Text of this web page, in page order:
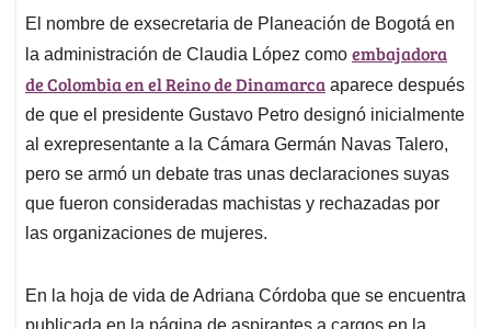
El nombre de exsecretaria de Planeación de Bogotá en
la administración de Claudia López como embajadora
de Colombia en el Reino de Dinamarca aparece después
de que el presidente Gustavo Petro designó inicialmente
al exrepresentante a la Cámara Germán Navas Talero,
pero se armó un debate tras unas declaraciones suyas
que fueron consideradas machistas y rechazadas por
las organizaciones de mujeres.
En la hoja de vida de Adriana Córdoba que se encuentra
publicada en la página de aspirantes a cargos en la